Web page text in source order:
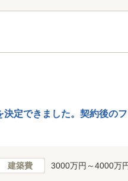
定できました。契約後の
建築費 3000万円～4000万